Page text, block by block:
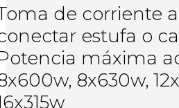
de corriente
estufa o
máxima
8x630w,